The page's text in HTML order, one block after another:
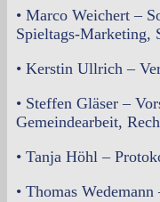
• Marco Weichert –
Spieltags-Marketing,
• Kerstin Ullrich –
• Steffen Gläser –
Gemeindearbeit,
• Tanja Höhl –
• Thomas